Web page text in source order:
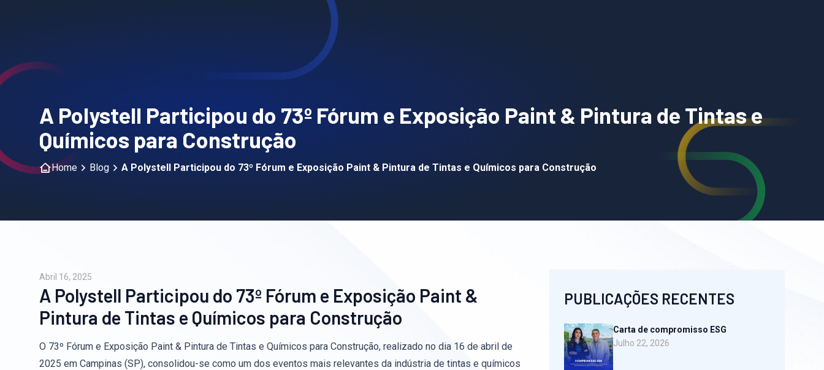
A Polystell Participou do 73º Fórum e Exposição Paint & Pintura de Tintas e
Químicos para Construção
Home Blog A Polystell Participou do 73º Fórum e Exposição Paint & Pintura de Tintas e Químicos para Construção
Abril 16, 2025
A Polystell Participou do 73º Fórum e Exposição Paint &
Pintura de Tintas e Químicos para Construção
O 73º Fórum e Exposição Paint & Pintura de Tintas e Químicos para Construção, realizado no dia 16 de abril de
2025 em Campinas (SP), consolidou-se como um dos eventos mais relevantes da indústria de tintas e químicos
PUBLICAÇÕES RECENTES
Carta de compromisso ESG
Julho 22, 2026